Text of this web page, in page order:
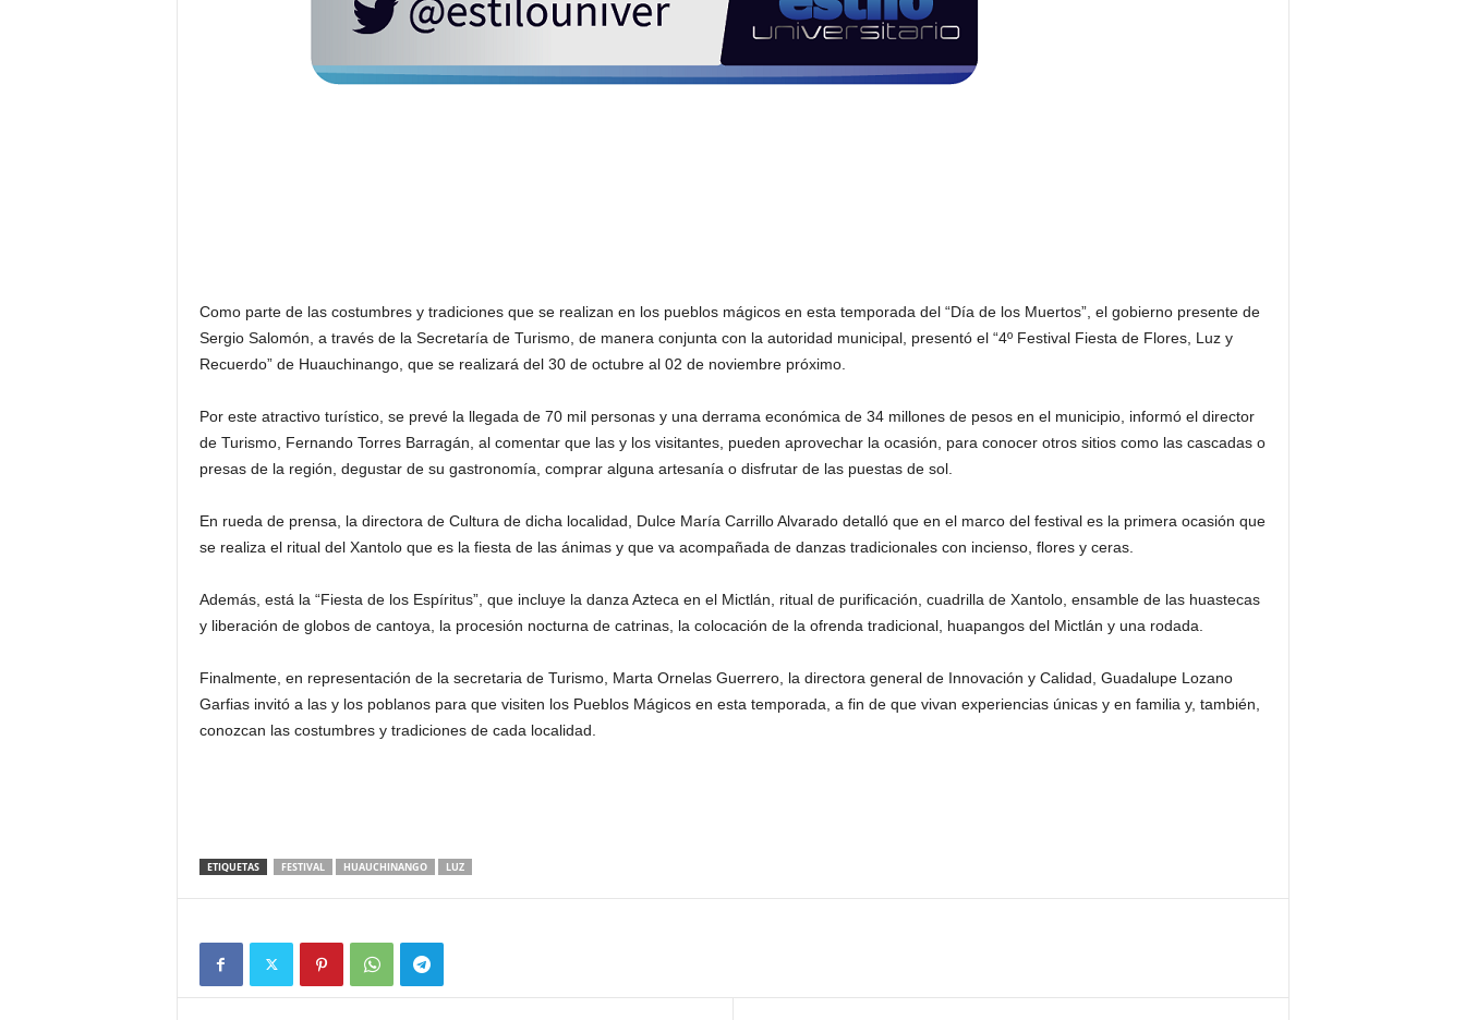
Como parte de las costumbres y tradiciones que se realizan en los pueblos mágicos en esta temporada del “Día de los Muertos”, el gobierno presente de
Sergio Salomón, a través de la Secretaría de Turismo, de manera conjunta con la autoridad municipal, presentó el “4º Festival Fiesta de Flores, Luz y
Recuerdo” de Huauchinango, que se realizará del 30 de octubre al 02 de noviembre próximo.
Por este atractivo turístico, se prevé la llegada de 70 mil personas y una derrama económica de 34 millones de pesos en el municipio, informó el director
de Turismo, Fernando Torres Barragán, al comentar que las y los visitantes, pueden aprovechar la ocasión, para conocer otros sitios como las cascadas o
presas de la región, degustar de su gastronomía, comprar alguna artesanía o disfrutar de las puestas de sol.
En rueda de prensa, la directora de Cultura de dicha localidad, Dulce María Carrillo Alvarado detalló que en el marco del festival es la primera ocasión que
se realiza el ritual del Xantolo que es la fiesta de las ánimas y que va acompañada de danzas tradicionales con incienso, flores y ceras.
Además, está la “Fiesta de los Espíritus”, que incluye la danza Azteca en el Mictlán, ritual de purificación, cuadrilla de Xantolo, ensamble de las huastecas
y liberación de globos de cantoya, la procesión nocturna de catrinas, la colocación de la ofrenda tradicional, huapangos del Mictlán y una rodada.
Finalmente, en representación de la secretaria de Turismo, Marta Ornelas Guerrero, la directora general de Innovación y Calidad, Guadalupe Lozano
Garfias invitó a las y los poblanos para que visiten los Pueblos Mágicos en esta temporada, a fin de que vivan experiencias únicas y en familia y, también,
conozcan las costumbres y tradiciones de cada localidad.
ETIQUETAS FESTIVAL HUAUCHINANGO LUZ